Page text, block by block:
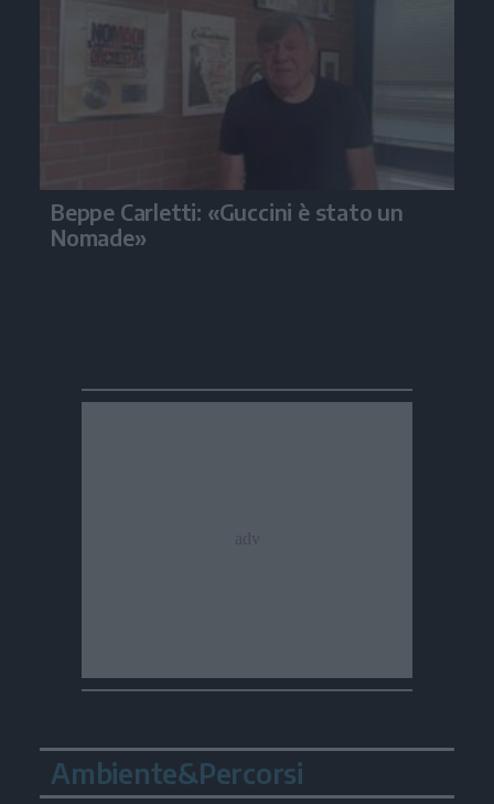
Beppe Carletti: «Guccini è stato un
Nomade»
Ambiente&Percorsi